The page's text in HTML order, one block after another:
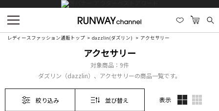
レディースファッション通販トップ dazzlin(ダズリン) アクセサリー
アクセサリー
対象商品： 9件
ダズリン（dazzlin）、アクセサリーの商品一覧です。
絞り込み 並び替え 表示